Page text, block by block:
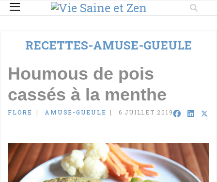
RECETTES-AMUSE-GUEULE
Houmous de pois
cassés à la menthe
FLORE AMUSE-GUEULE 6 JUILLET 2019